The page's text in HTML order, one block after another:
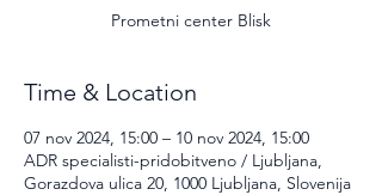
Prometni center Blisk
Time & Location
07 nov 2024, 15:00 – 10 nov 2024, 15:00
ADR specialisti-pridobitveno / Ljubljana,
Gorazdova ulica 20, 1000 Ljubljana, Slovenija